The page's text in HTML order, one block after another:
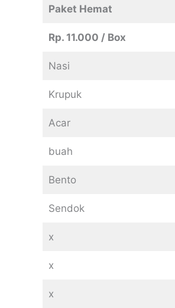
Paket Hemat
Rp. 11.000 / Box
Nasi
Krupuk
Acar
buah
Bento
Sendok
x
x
x